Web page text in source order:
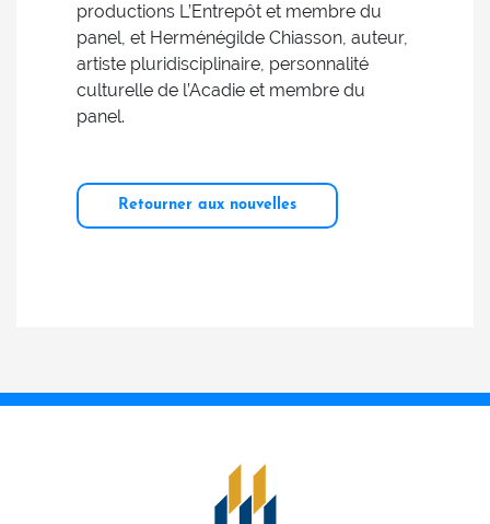
productions L’Entrepôt et membre du
panel, et Herménégilde Chiasson, auteur,
artiste pluridisciplinaire, personnalité
culturelle de l’Acadie et membre du
panel.
Retourner aux nouvelles